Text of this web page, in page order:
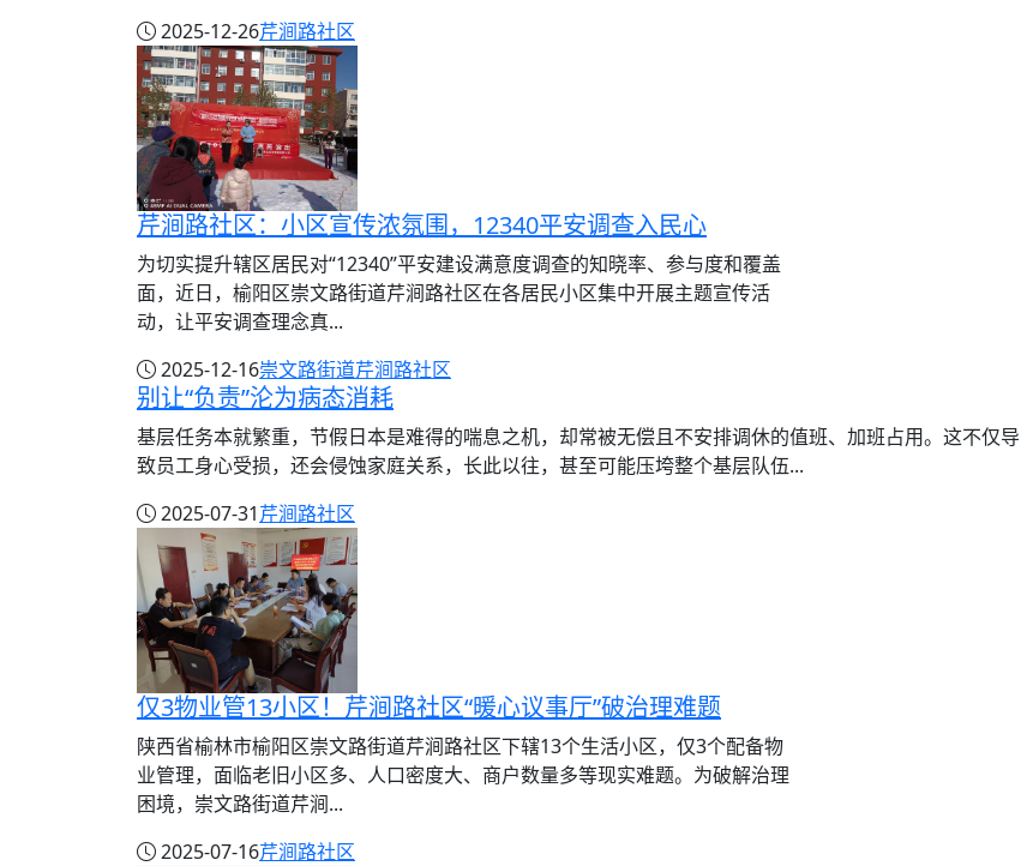
2025-12-26芹涧路社区
芹涧路社区：小区宣传浓氛围，12340平安调查入民心
为切实提升辖区居民对“12340”平安建设满意度调查的知晓率、参与度和覆盖
面，近日，榆阳区崇文路街道芹涧路社区在各居民小区集中开展主题宣传活
动，让平安调查理念真...
2025-12-16崇文路街道芹涧路社区
别让“负责”沦为病态消耗
基层任务本就繁重，节假日本是难得的喘息之机，却常被无偿且不安排调休的值班、加班占用。这不仅导
致员工身心受损，还会侵蚀家庭关系，长此以往，甚至可能压垮整个基层队伍...
2025-07-31芹涧路社区
仅3物业管13小区！芹涧路社区“暖心议事厅”破治理难题
陕西省榆林市榆阳区崇文路街道芹涧路社区下辖13个生活小区，仅3个配备物
业管理，面临老旧小区多、人口密度大、商户数量多等现实难题。为破解治理
困境，崇文路街道芹涧...
2025-07-16芹涧路社区